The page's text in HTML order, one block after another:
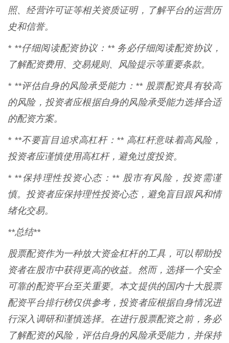
照、经营许可证等相关资质证明，了解平台的运营历
史和信誉。
* **仔细阅读配资协议：** 务必仔细阅读配资协议，
了解配资费用、交易规则、风险提示等重要条款。
* **评估自身的风险承受能力：** 股票配资具有较高
的风险，投资者应根据自身的风险承受能力选择合适
的配资方案。
* **不要盲目追求高杠杆：** 高杠杆意味着高风险，
投资者应谨慎使用高杠杆，避免过度投资。
* **保持理性投资心态：** 股市有风险，投资需谨
慎。投资者应保持理性投资心态，避免盲目跟风和情
绪化交易。
**总结**
股票配资作为一种放大资金杠杆的工具，可以帮助投
资者在股市中获得更高的收益。然而，选择一个安全
可靠的配资平台至关重要。本文提供的国内十大股票
配资平台排行榜仅供参考，投资者应根据自身情况进
行深入调研和谨慎选择。在进行股票配资之前，务必
了解配资的风险，评估自身的风险承受能力，并保持